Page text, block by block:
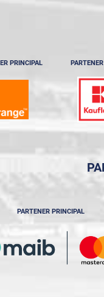
PRINCIPAL
PARTENER PRINCIPAL